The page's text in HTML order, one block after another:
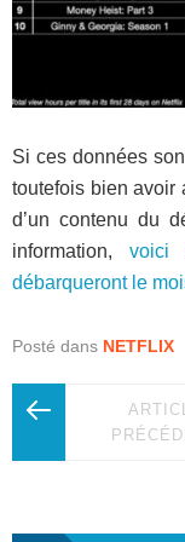
Si ces données
toutefois bien avoir
d’un contenu du
information, voici
débarqueront le
Posté dans NETFLIX